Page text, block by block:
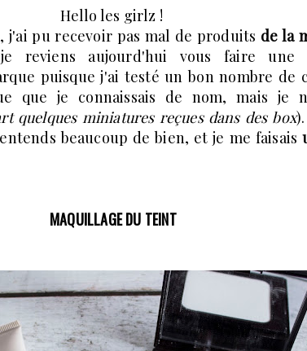
Hello les girlz !
j'ai pu recevoir pas mal de produits de la
reviens aujourd'hui vous faire une
puisque j'ai testé un bon nombre de
que je connaissais de nom, mais je
quelques miniatures reçues dans des box
beaucoup de bien, et je me faisais
MAQUILLAGE DU TEINT